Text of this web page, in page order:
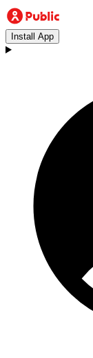
Install App